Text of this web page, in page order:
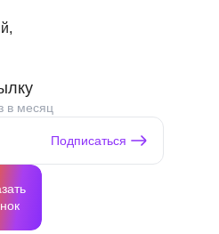
в месяц
Подписаться